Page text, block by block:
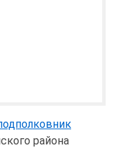
района